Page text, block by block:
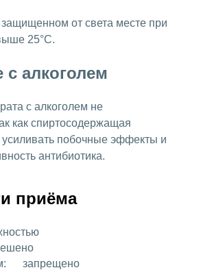
от света месте при
25°C.
алкоголем
с алкоголем не
как спиртосодержащая
побочные эффекты и
антибиотика.
приёма
запрещено